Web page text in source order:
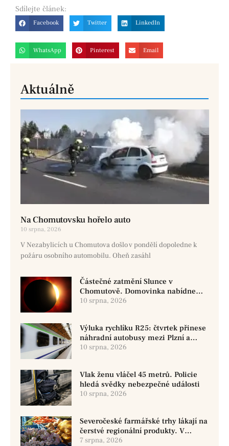
Sdílejte článek:
Facebook Twitter LinkedIn
WhatsApp Pinterest Email
Aktuálně
Na Chomutovsku hořelo auto
10 srpna, 2026
V Nezabylicích u Chomutova došlo v pondělí dopoledne k
požáru osobního automobilu. Oheň zasáhl
Částečné zatmění Slunce v
Chomutově. Domovinka nabídne
veřejné pozorování
10 srpna, 2026
Výluka rychlíku R25: čtvrtek přinese
náhradní autobusy mezi Plzní a
Třemošnou
10 srpna, 2026
Vlak ženu vláčel 45 metrů. Policie
hledá svědky nebezpečné události
10 srpna, 2026
Severočeské farmářské trhy lákají na
čerstvé regionální produkty. V
Chomutově se konají 8. srpna
7 srpna, 2026